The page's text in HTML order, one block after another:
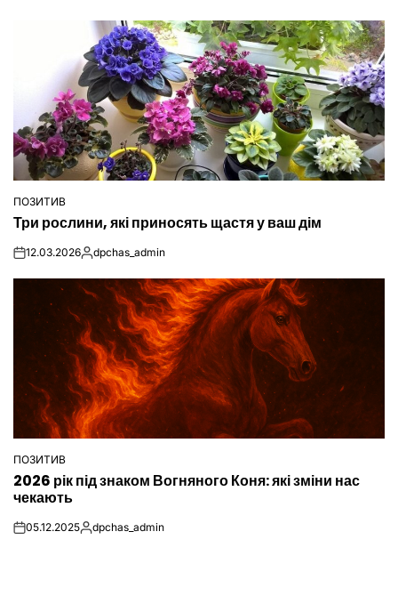
ОПУБЛІКУВАТИ
ПОЗИТИВ
Три рослини, які приносять щастя у ваш дім
on12.03.2026Опубліковано
dpchas_admin
ОПУБЛІКУВАТИ
У
ПОЗИТИВ
2026 рік під знаком Вогняного Коня: які зміни нас
чекають
on05.12.2025Опубліковано
dpchas_admin